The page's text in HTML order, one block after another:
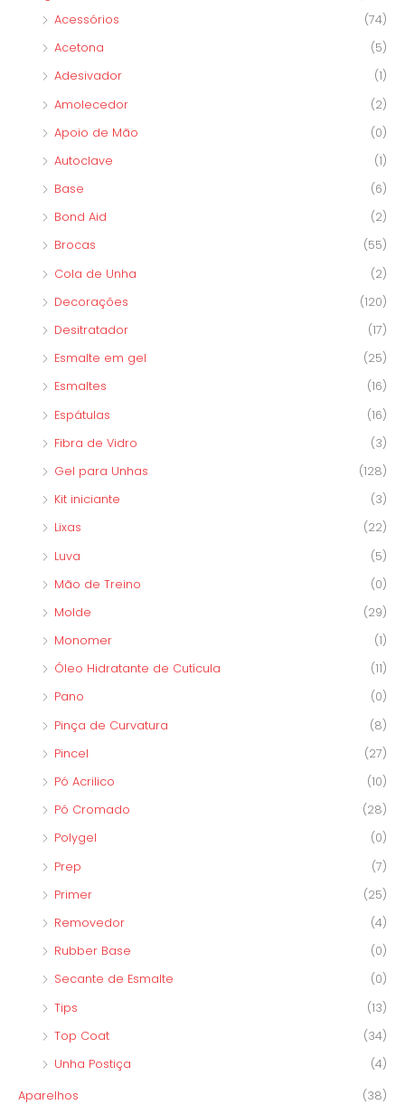
Acessórios
(74)
Acetona
(5)
Adesivador
(1)
Amolecedor
(2)
Apoio de Mão
(0)
Autoclave
(1)
Base
(6)
Bond Aid
(2)
Brocas
(55)
Cola de Unha
(2)
Decorações
(120)
Desitratador
(17)
Esmalte em gel
(25)
Esmaltes
(16)
Espátulas
(16)
Fibra de Vidro
(3)
Gel para Unhas
(128)
Kit iniciante
(3)
Lixas
(22)
Luva
(5)
Mão de Treino
(0)
Molde
(29)
Monomer
(1)
Óleo Hidratante de Cutícula
(11)
Pano
(0)
Pinça de Curvatura
(8)
Pincel
(27)
Pó Acrilico
(10)
Pó Cromado
(28)
Polygel
(0)
Prep
(7)
Primer
(25)
Removedor
(4)
Rubber Base
(0)
Secante de Esmalte
(0)
Tips
(13)
Top Coat
(34)
Unha Postiça
(4)
Aparelhos
(38)